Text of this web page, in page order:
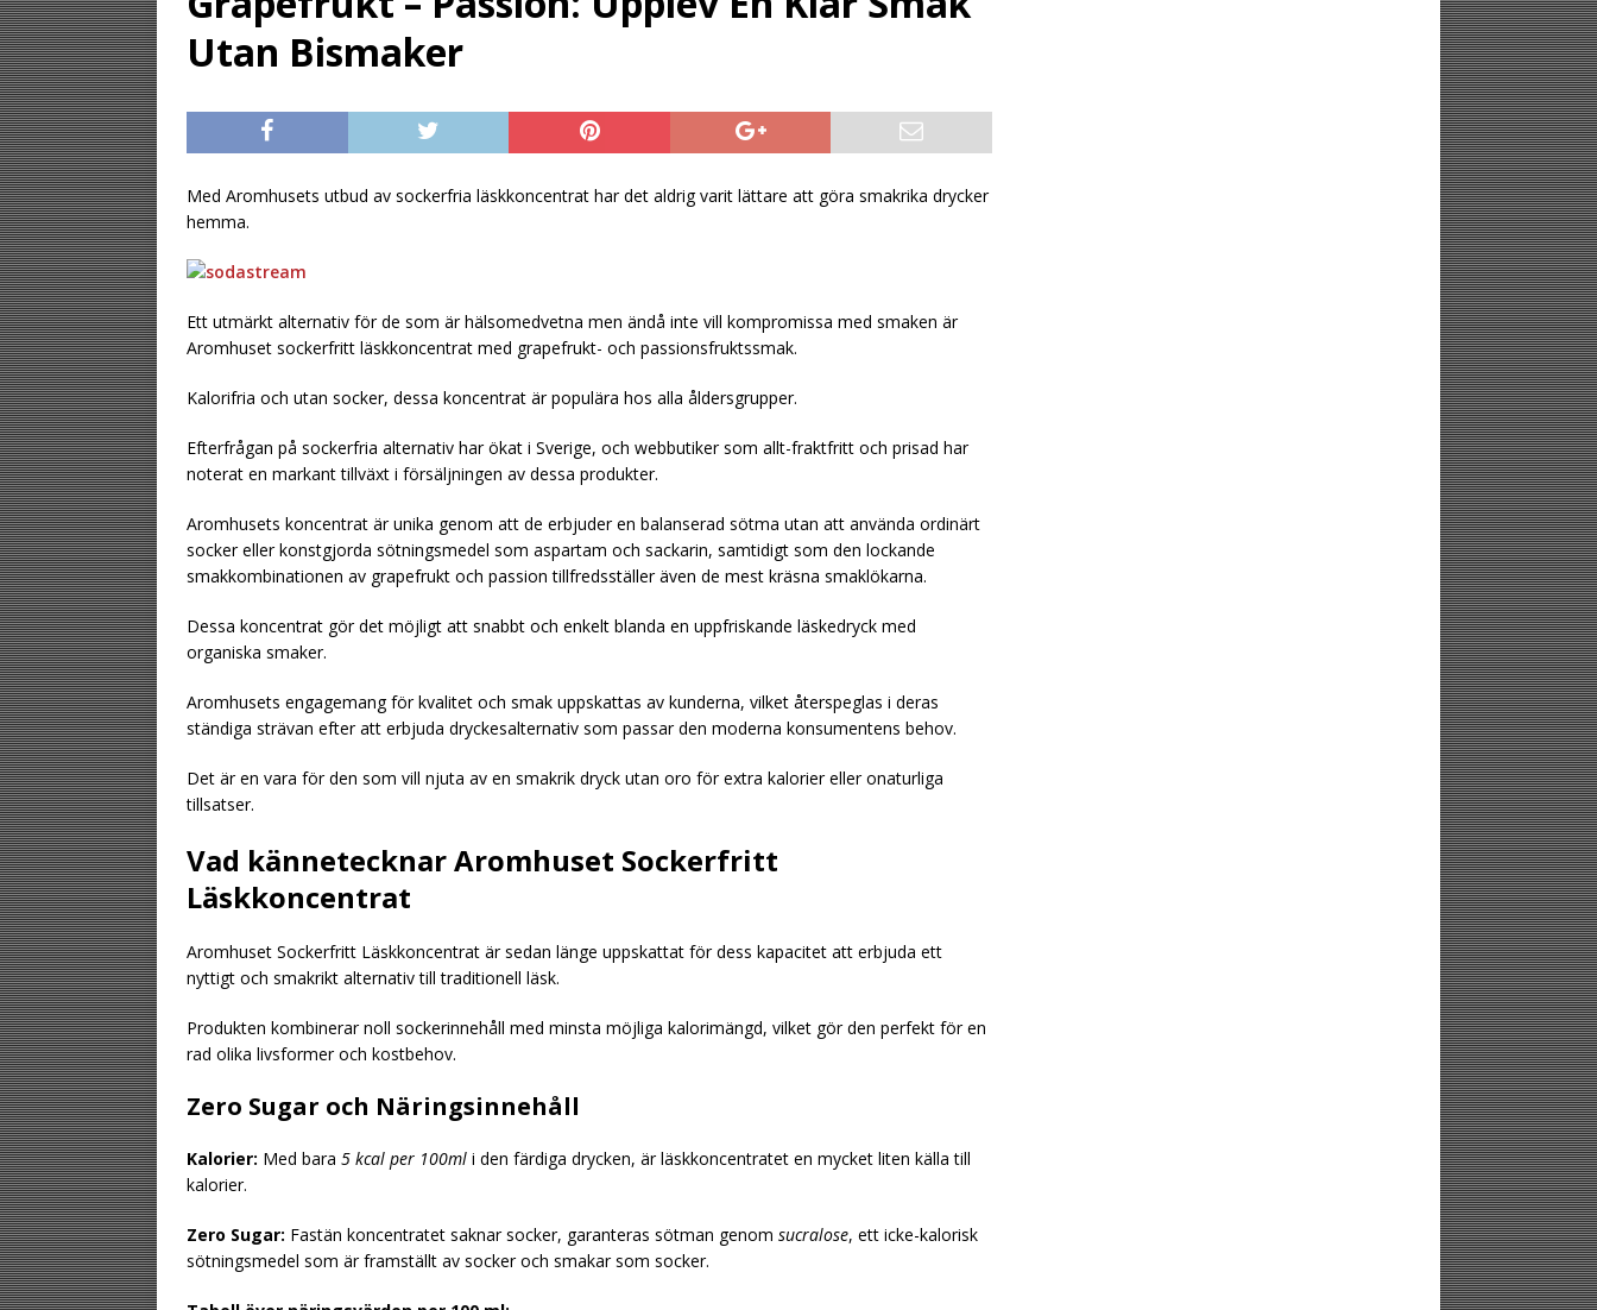
[ July 23, 2026 ]
[ August 2, 2026 ] Från läskburk till Aromhuset-stilldrink – ett enkelt sätt att öka
marginalen
TIPS
Utan Bismaker
Med Aromhusets utbud av sockerfria läskkoncentrat har det aldrig varit lättare att göra smakrika drycker
hemma.
Ett utmärkt alternativ för de som är hälsomedvetna men ändå inte vill kompromissa med smaken är
Aromhuset sockerfritt läskkoncentrat med grapefrukt- och passionsfruktssmak.
Kalorifria och utan socker, dessa koncentrat är populära hos alla åldersgrupper.
Efterfrågan på sockerfria alternativ har ökat i Sverige, och webbutiker som allt-fraktfritt och prisad har
noterat en markant tillväxt i försäljningen av dessa produkter.
Aromhusets koncentrat är unika genom att de erbjuder en balanserad sötma utan att använda ordinärt
socker eller konstgjorda sötningsmedel som aspartam och sackarin, samtidigt som den lockande
smakkombinationen av grapefrukt och passion tillfredsställer även de mest kräsna smaklökarna.
Dessa koncentrat gör det möjligt att snabbt och enkelt blanda en uppfriskande läskedryck med
organiska smaker.
Aromhusets engagemang för kvalitet och smak uppskattas av kunderna, vilket återspeglas i deras
ständiga strävan efter att erbjuda dryckesalternativ som passar den moderna konsumentens behov.
Det är en vara för den som vill njuta av en smakrik dryck utan oro för extra kalorier eller onaturliga
tillsatser.
Vad kännetecknar Aromhuset Sockerfritt
Läskkoncentrat
Aromhuset Sockerfritt Läskkoncentrat är sedan länge uppskattat för dess kapacitet att erbjuda ett
nyttigt och smakrikt alternativ till traditionell läsk.
Produkten kombinerar noll sockerinnehåll med minsta möjliga kalorimängd, vilket gör den perfekt för en
rad olika livsformer och kostbehov.
Zero Sugar och Näringsinnehåll
Kalorier: Med bara 5 kcal per 100ml i den färdiga drycken, är läskkoncentratet en mycket liten källa till
kalorier.
Zero Sugar: Fastän koncentratet saknar socker, garanteras sötman genom sucralose, ett icke-kalorisk
sötningsmedel som är framställt av socker och smakar som socker.